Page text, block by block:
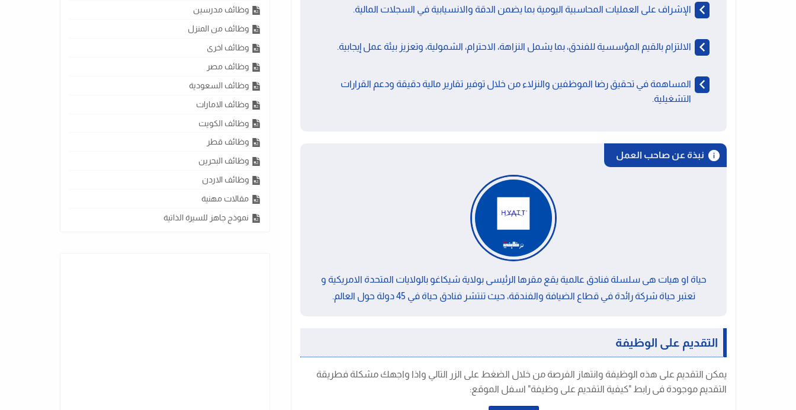
الإشراف على العمليات المحاسبية اليومية بما يضمن الدقة والانسيابية في السجلات المالية.
الالتزام بالقيم المؤسسية للفندق، بما يشمل النزاهة، الاحترام، الشمولية، وتعزيز بيئة عمل إيجابية.
المساهمة في تحقيق رضا الموظفين والنزلاء من خلال توفير تقارير مالية دقيقة ودعم القرارات
التشغيلية.
نبذة عن صاحب العمل
حياة او هيات هى سلسلة فنادق عالمية يقع مقرها الرئيسى بولاية شيكاغو بالولايات المتحدة الامريكية و
تعتبر حياة شركة رائدة في قطاع الضيافة والفندقة، حيث تنتشر فنادق حياة في 45 دولة حول العالم.
التقديم على الوظيفة
يمكن التقديم على هذه الوظيفة وانتهاز الفرصة من خلال الضغط على الزر التالي واذا واجهك مشكلة فطريقة
التقديم موجودة فى رابط "كيفية التقديم على وظيفة" اسفل الموقع:
وظائف مدرسين
وظائف من المنزل
وظائف اخرى
وظائف مصر
وظائف السعودية
وظائف الامارات
وظائف الكويت
وظائف قطر
وظائف البحرين
وظائف الاردن
مقالات مهنية
نموذج جاهز للسيرة الذاتية